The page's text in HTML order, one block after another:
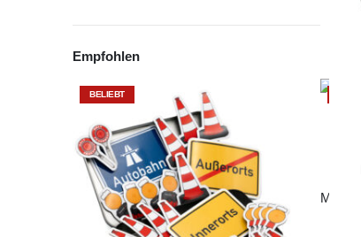
Empfohlen
BELIEBT